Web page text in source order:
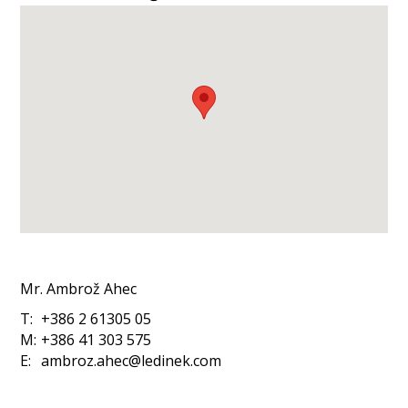
Mr. Ambrož Ahec
T: +386 2 61305 05
M: +386 41 303 575
E: ambroz.ahec@ledinek.com